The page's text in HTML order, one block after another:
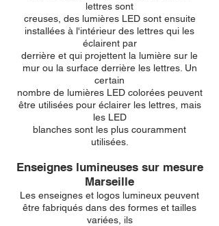
lettres sont
creuses, des lumières LED sont ensuite
installées à l'intérieur des lettres qui les
éclairent par
derrière et qui projettent la lumière sur le
mur ou la surface derrière les lettres. Un
certain
nombre de lumières LED colorées peuvent
être utilisées pour éclairer les lettres, mais
les LED
blanches sont les plus couramment
utilisées.
Enseignes lumineuses sur mesure
Marseille
Les enseignes et logos lumineux peuvent
être fabriqués dans des formes et tailles
variées, ils